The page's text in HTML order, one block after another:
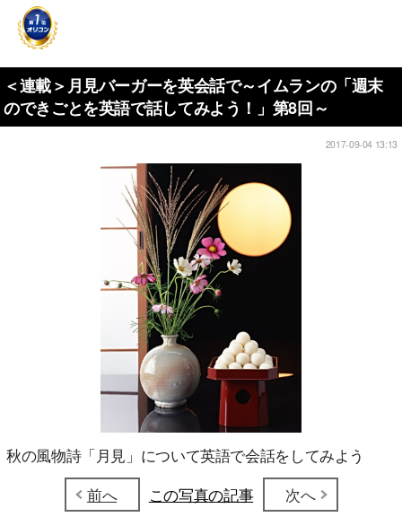
＜連載＞月見バーガーを英会話で～イムランの「週末
のできごとを英語で話してみよう！」第8回～
2017-09-04 13:13
秋の風物詩「月見」について英語で会話をしてみよう
前へ
この写真の記事 次へ